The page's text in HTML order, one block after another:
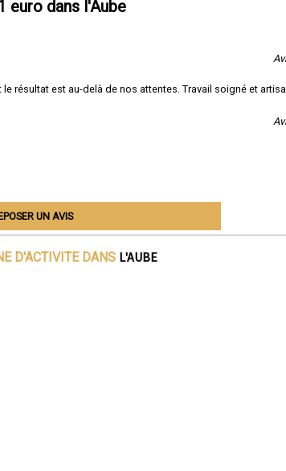
euro dans l'Aube
résultat est au-delà de nos attentes. Travail soigné et
UN AVIS
D'ACTIVITE DANS L'AUBE